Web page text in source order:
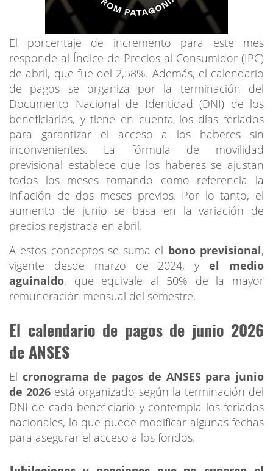
El porcentaje de incremento para este mes
responde al Índice de Precios al Consumidor (IPC)
de abril, que fue del 2,58%. Además, el calendario
de pagos se organiza por la terminación del
Documento Nacional de Identidad (DNI) de los
beneficiarios, y tiene en cuenta los días feriados
para garantizar el acceso a los haberes sin
inconvenientes. La fórmula de movilidad
previsional establece que los haberes se ajustan
todos los meses tomando como referencia la
inflación de dos meses previos. Por lo tanto, el
aumento de junio se basa en la variación de
precios registrada en abril.
A estos conceptos se suma el bono previsional,
vigente desde marzo de 2024, yel medio
aguinaldo, que equivale al 50% de la mayor
remuneración mensual del semestre.
El calendario de pagos de junio 2026
de ANSES
El cronograma de pagos de ANSES para junio
de 2026 está organizado según la terminación del
DNI de cada beneficiario y contempla los feriados
nacionales, lo que puede modificar algunas fechas
para asegurar el acceso a los fondos.